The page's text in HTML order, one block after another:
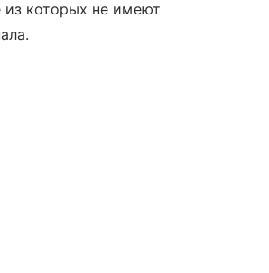
из которых не имеют